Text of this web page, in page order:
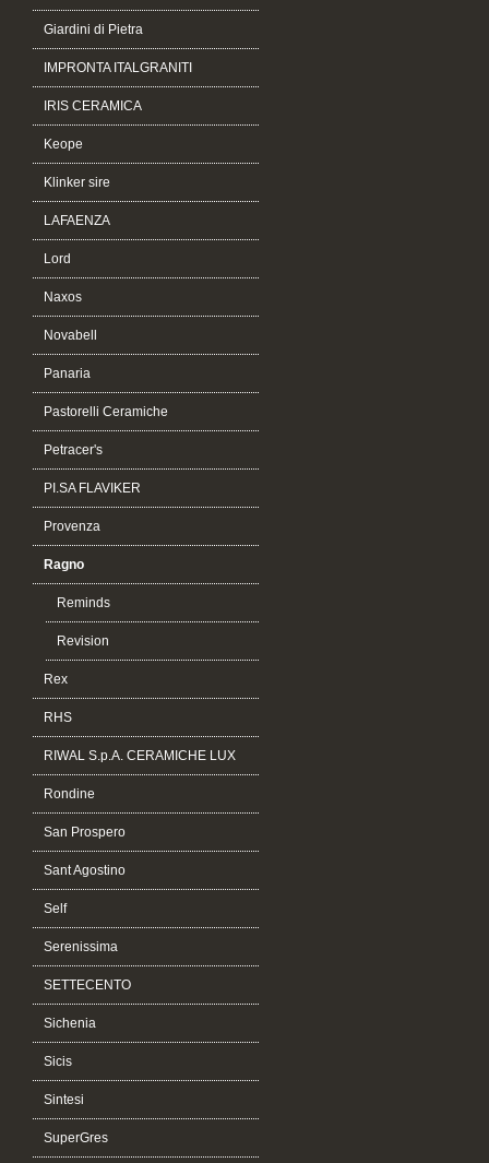
Giardini di Pietra
IMPRONTA ITALGRANITI
IRIS CERAMICA
Keope
Klinker sire
LAFAENZA
Lord
Naxos
Novabell
Panaria
Pastorelli Ceramiche
Petracer's
PI.SA FLAVIKER
Provenza
Ragno
Reminds
Revision
Rex
RHS
RIWAL S.p.A. CERAMICHE LUX
Rondine
San Prospero
Sant Agostino
Self
Serenissima
SETTECENTO
Sichenia
Sicis
Sintesi
SuperGres